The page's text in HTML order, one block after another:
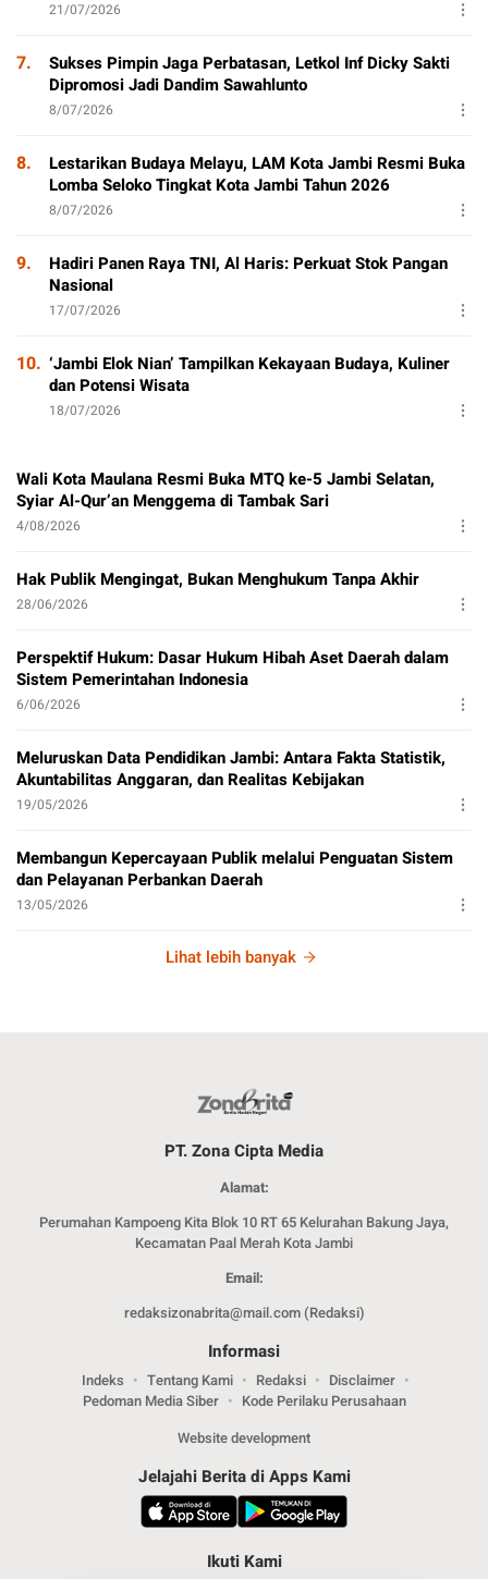
21/07/2026
7.
Sukses Pimpin Jaga Perbatasan, Letkol Inf Dicky Sakti
Dipromosi Jadi Dandim Sawahlunto
8/07/2026
8.
Lestarikan Budaya Melayu, LAM Kota Jambi Resmi Buka
Lomba Seloko Tingkat Kota Jambi Tahun 2026
8/07/2026
9.
Hadiri Panen Raya TNI, Al Haris: Perkuat Stok Pangan
Nasional
17/07/2026
10. ‘Jambi Elok Nian’ Tampilkan Kekayaan Budaya, Kuliner
dan Potensi Wisata
18/07/2026
Wali Kota Maulana Resmi Buka MTQ ke-5 Jambi Selatan,
Syiar Al-Qur’an Menggema di Tambak Sari
4/08/2026
Hak Publik Mengingat, Bukan Menghukum Tanpa Akhir
28/06/2026
Perspektif Hukum: Dasar Hukum Hibah Aset Daerah dalam
Sistem Pemerintahan Indonesia
6/06/2026
Meluruskan Data Pendidikan Jambi: Antara Fakta Statistik,
Akuntabilitas Anggaran, dan Realitas Kebijakan
19/05/2026
Membangun Kepercayaan Publik melalui Penguatan Sistem
dan Pelayanan Perbankan Daerah
13/05/2026
Lihat lebih banyak
PT. Zona Cipta Media
Alamat:
Perumahan Kampoeng Kita Blok 10 RT 65 Kelurahan Bakung Jaya,
Kecamatan Paal Merah Kota Jambi
Email:
redaksizonabrita@mail.com (Redaksi)
Informasi
Indeks Tentang Kami Redaksi
Disclaimer
Pedoman Media Siber
Kode Perilaku Perusahaan
Website development
Jelajahi Berita di Apps Kami
Ikuti Kami